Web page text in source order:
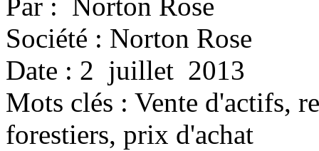
Par : Norton Rose
Société : Norton Rose
Date : 2 juillet 2013
Mots clés : Vente d'actifs,
forestiers, prix d'achat